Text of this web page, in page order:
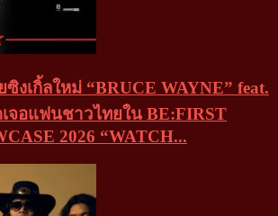
งเกิ้ลใหม่ “BRUCE WAYNE” feat.
จอแฟนชาวไทยใน BE:FIRST
2026 “WATCH...